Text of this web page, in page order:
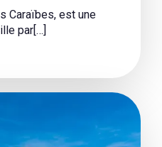
Caraïbes, est une
par[…]